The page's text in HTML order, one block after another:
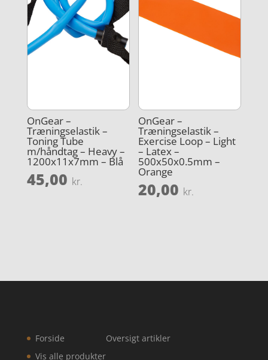
OnGear –
Træningselastik –
Toning Tube
m/håndtag – Heavy –
1200x11x7mm – Blå
45,00 kr.
OnGear –
Træningselastik –
Exercise Loop – Light
– Latex –
500x50x0.5mm –
Orange
20,00 kr.
Forside
Vis alle produkter
Oversigt artikler